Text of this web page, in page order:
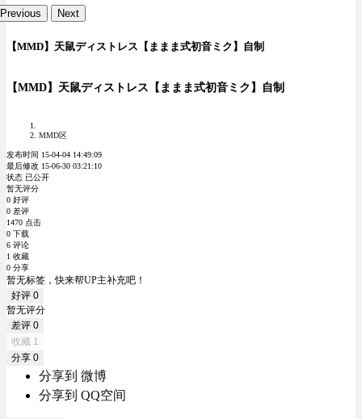
Previous Next
【MMD】天鼠ディストレス【ままま式初音ミク】自制
【MMD】天鼠ディストレス【ままま式初音ミク】自制
MMD区
发布时间 15-04-04 14:49:09
最后修改 15-06-30 03:21:10
状态 已公开
暂无评分
0 好评
0 差评
1470 点击
0 下载
6 评论
1 收藏
0 分享
暂无标签，快来帮UP主补充吧！
好评 0
暂无评分
差评 0
收藏 1
分享 0
分享到 微博
分享到 QQ空间